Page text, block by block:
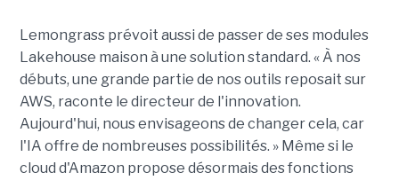
Lemongrass prévoit aussi de passer de ses modules
Lakehouse maison à une solution standard. « À nos
débuts, une grande partie de nos outils reposait sur
AWS, raconte le directeur de l'innovation.
Aujourd'hui, nous envisageons de changer cela, car
l'IA offre de nombreuses possibilités. » Même si le
cloud d'Amazon propose désormais des fonctions